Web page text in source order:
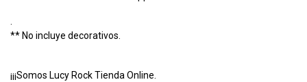
** No incluye decorativos.
¡¡¡Somos Lucy Rock Tienda Online.